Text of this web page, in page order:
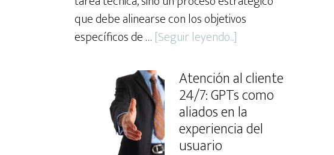
que debe alinearse con los objetivos
específicos de … [Seguir leyendo...]
la
idea
a
la
Atención al cliente
24/7: GPTs como
aliados en la
experiencia del
usuario